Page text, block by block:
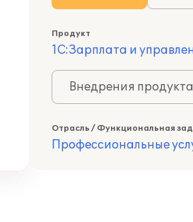
Продукт
1С:Зарплата и
Внедрения
Отрасль / Функциональная
Профессиональные